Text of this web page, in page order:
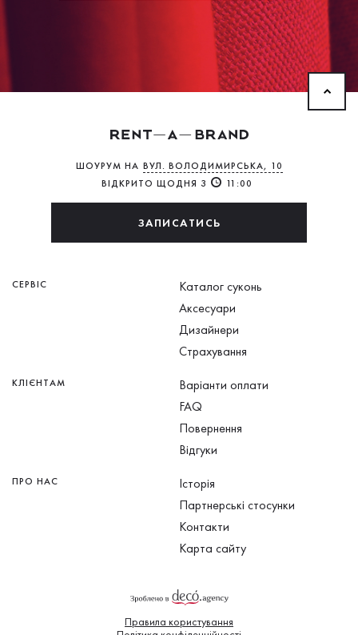
ШОУРУМ НА ВУЛ. ВОЛОДИМИРСЬКА, 10
ВІДКРИТО ЩОДНЯ З
11:00
ЗАПИСАТИСЬ
СЕРВІС
Каталог суконь
Аксесуари
Дизайнери
Страхування
КЛІЄНТАМ
Варіанти оплати
FAQ
Повернення
Відгуки
ПРО НАС
Історія
Партнерські стосунки
Контакти
Карта сайту
Правила користування